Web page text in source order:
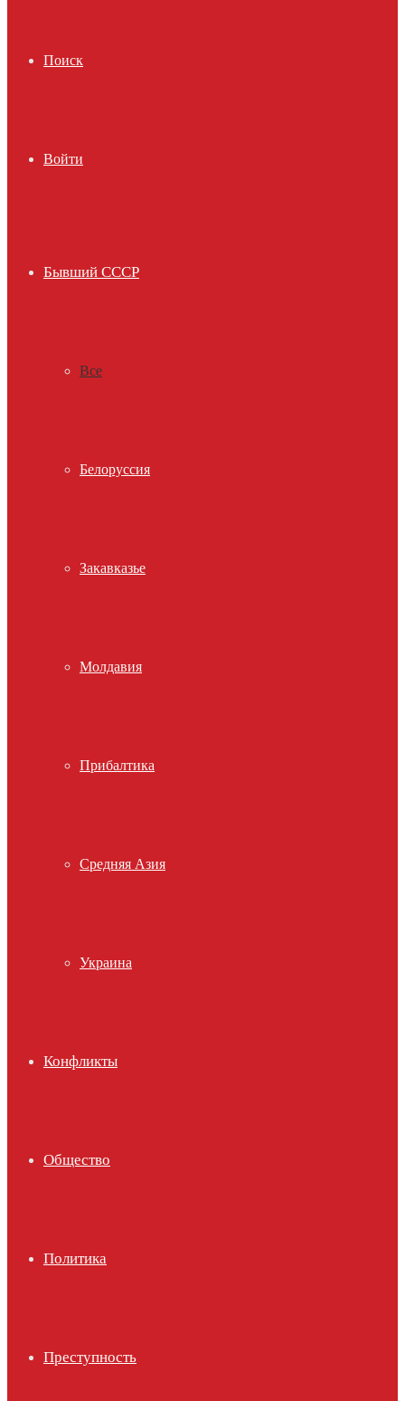
Поиск
Войти
Бывший СССР
Все
Белоруссия
Закавказье
Молдавия
Прибалтика
Средняя Азия
Украина
Конфликты
Общество
Политика
Преступность